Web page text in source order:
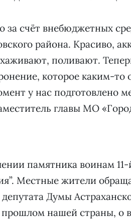
за счёт внебюджетных
района. Красиво,
поливают.
которое каким-
у нас подготовлено
главы МО
памятника воинам
Местные жители
Думы
нашей страны, о